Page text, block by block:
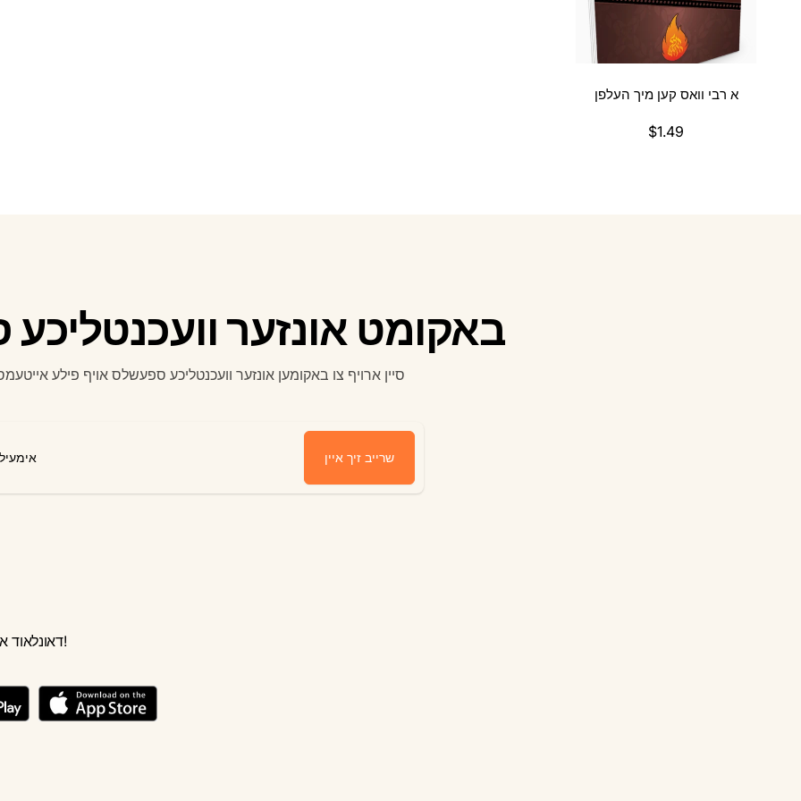
א רבי וואס קען מיך העלפן
געהעריגע
$1.49
באקומט אונזער וועכנטליכע
סיין ארויף צו באקומען אונזער וועכנטליכע ספעשלס אויף פילע
שרייב זיך איין
דאונלאוד אונזער עפפ יעצט!